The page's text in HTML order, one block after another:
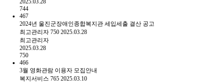
2025.03.28
744
467
2024년 울진군장애인종합복지관 세입세출 결산 공고
최고관리자 750 2025.03.28
최고관리자
2025.03.28
750
466
3월 영화관람 이용자 모집안내
복지서비스 765 2025.03.10